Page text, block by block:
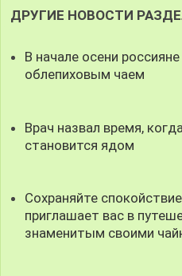
ДРУГИЕ НОВОСТИ
В начале осени
облепиховым чаем
Врач назвал время,
становится ядом
Сохраняйте
приглашает вас в
знаменитым своими